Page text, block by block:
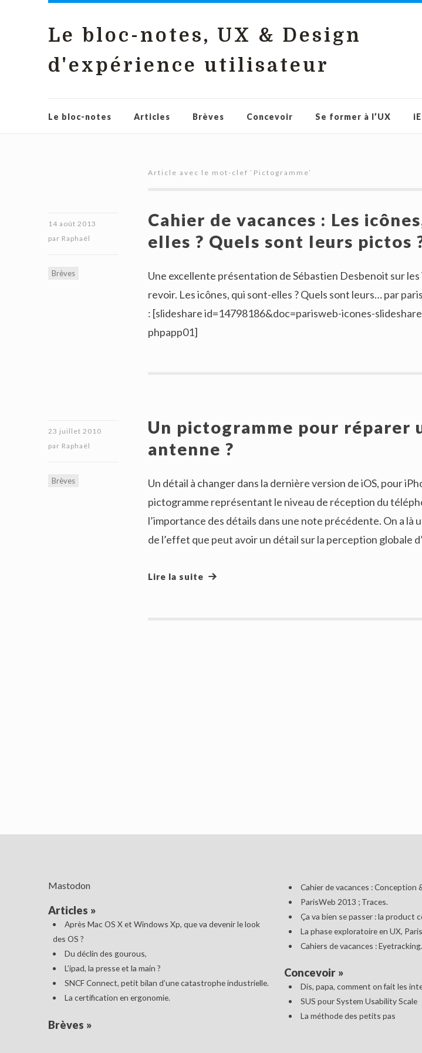
Le bloc-notes, UX & Design
d'expérience utilisateur
Le bloc-notes Articles Brèves Concevoir Se former à l’UX
Article avec le mot-clef ‘ Pictogramme’
14 août 2013
par Raphaël
Brèves
Cahier de vacances : Les
elles ? Quels sont leurs pictos
Une excellente présentation de Sébastien Desbenoit sur les
revoir. Les icônes, qui sont-elles ? Quels sont leurs… par
: [slideshare id=14798186&doc=parisweb-icones-
phpapp01]
23 juillet 2010
par Raphaël
Brèves
Un pictogramme pour réparer
antenne ?
Un détail à changer dans la dernière version de iOS, pour
pictogramme représentant le niveau de réception du
l’importance des détails dans une note précédente. On a là
de l’effet que peut avoir un détail sur la perception globale
Lire la suite
Mastodon
Articles »
Après Mac OS X et Windows Xp, que va devenir le look
des OS ?
Du déclin des gourous,
L’ipad, la presse et la main ?
SNCF Connect, petit bilan d’une catastrophe industrielle.
La certification en ergonomie.
Brèves »
Cahier de vacances : Conception
ParisWeb 2013 ; Traces.
Ça va bien se passer : la product
La phase exploratoire en UX,
Cahiers de vacances : Eyetracking.
Concevoir»
Dis, papa, comment on fait les
SUS pour System Usability Scale
La méthode des petits pas